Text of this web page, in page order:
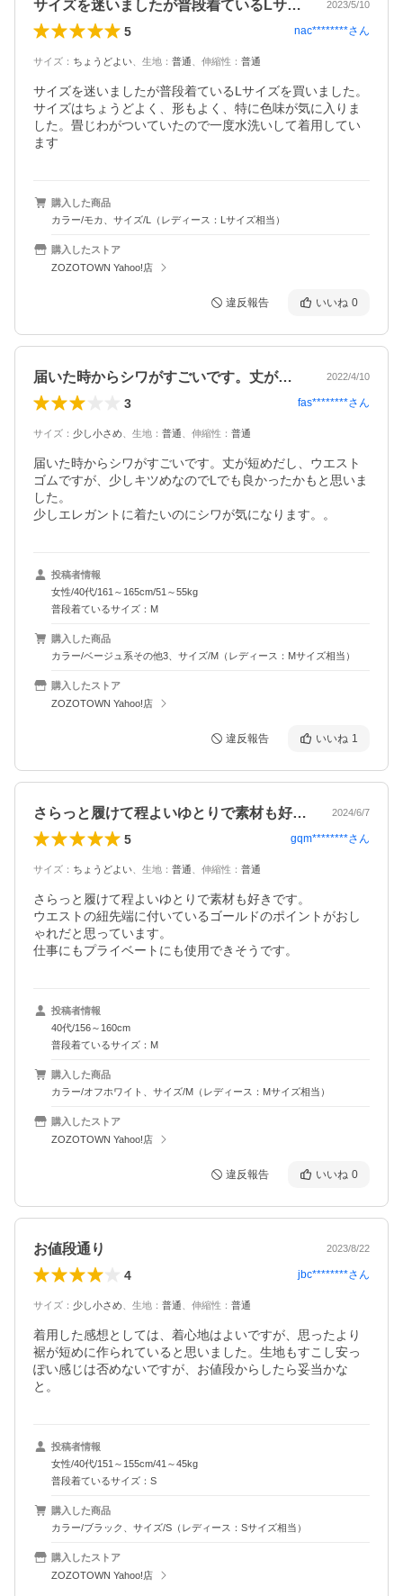
サイズを迷いましたが普段着ているLサイ… 2023/5/10
5 nac********さん
サイズ ： ちょうどよい 生地 ： 普通 伸縮性 ： 普通
サイズを迷いましたが普段着ているLサイズを買いました。
サイズはちょうどよく、形もよく、特に色味が気に入りま
した。畳じわがついていたので一度水洗いして着用してい
ます
購入した商品
カラー/モカ、サイズ/L（レディース：Lサイズ相当）
購入したストア
ZOZOTOWN Yahoo!店
違反報告 いいね 0
届いた時からシワがすごいです。丈が短め… 2022/4/10
3 fas********さん
サイズ ： 少し小さめ 生地 ： 普通 伸縮性 ： 普通
届いた時からシワがすごいです。丈が短めだし、ウエスト
ゴムですが、少しキツめなのでLでも良かったかもと思いま
した。
投稿者情報
女性/40代/161～165cm/51～55kg
普段着ているサイズ：M
購入した商品
カラー/ベージュ系その他3、サイズ/M（レディース：Mサイズ相当）
購入したストア
ZOZOTOWN Yahoo!店
違反報告 いいね 1
さらっと履けて程よいゆとりで素材も好き… 2024/6/7
5 gqm********さん
サイズ ： ちょうどよい 生地 ： 普通 伸縮性 ： 普通
さらっと履けて程よいゆとりで素材も好きです。
ウエストの紐先端に付いているゴールドのポイントがおし
ゃれだと思っています。
仕事にもプライベートにも使用できそうです。
投稿者情報
40代/156～160cm
普段着ているサイズ：M
購入した商品
カラー/オフホワイト、サイズ/M（レディース：Mサイズ相当）
購入したストア
ZOZOTOWN Yahoo!店
違反報告 いいね 0
お値段通り 2023/8/22
4 jbc********さん
サイズ ： 少し小さめ 生地 ： 普通 伸縮性 ： 普通
着用した感想としては、着心地はよいですが、思ったより
裾が短めに作られていると思いました。生地もすこし安っ
ぽい感じは否めないですが、お値段からしたら妥当かな
と。
投稿者情報
女性/40代/151～155cm/41～45kg
普段着ているサイズ：S
購入した商品
カラー/ブラック、サイズ/S（レディース：Sサイズ相当）
購入したストア
ZOZOTOWN Yahoo!店